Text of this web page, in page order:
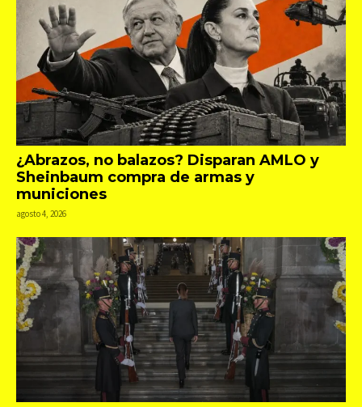
¿Abrazos, no balazos? Disparan AMLO y
Sheinbaum compra de armas y
municiones
agosto 4, 2026